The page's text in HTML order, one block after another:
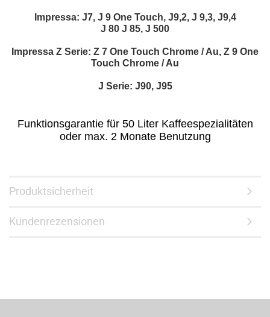
Impressa: J7, J 9 One Touch, J9,2, J 9,3, J9,4
J 80 J 85, J 500
Impressa Z Serie: Z 7 One Touch Chrome / Au, Z 9 One
Touch Chrome / Au
J Serie: J90, J95
Funktionsgarantie für 50 Liter Kaffeespezialitäten
oder max. 2 Monate Benutzung
Produktsicherheit
Kundenrezensionen